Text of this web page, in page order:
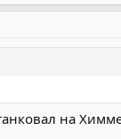
на